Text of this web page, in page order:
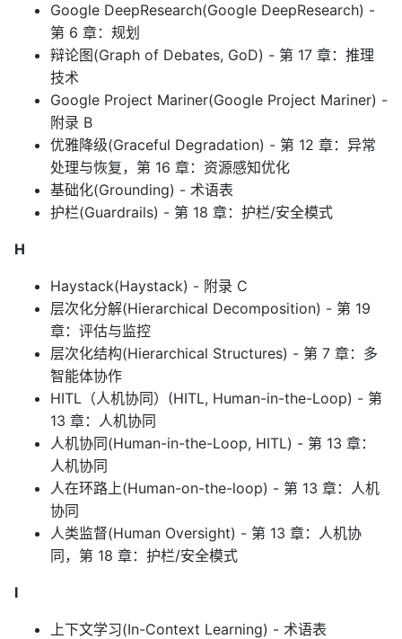
Google DeepResearch(Google DeepResearch) -
第 6 章：规划
辩论图(Graph of Debates, GoD) - 第 17 章：推理
技术
Google Project Mariner(Google Project Mariner) -
附录 B
优雅降级(Graceful Degradation) - 第 12 章：异常
处理与恢复，第 16 章：资源感知优化
基础化(Grounding) - 术语表
护栏(Guardrails) - 第 18 章：护栏/安全模式
H
Haystack(Haystack) - 附录 C
层次化分解(Hierarchical Decomposition) - 第 19
章：评估与监控
层次化结构(Hierarchical Structures) - 第 7 章：多
智能体协作
HITL（人机协同）(HITL, Human-in-the-Loop) - 第
13 章：人机协同
人机协同(Human-in-the-Loop, HITL) - 第 13 章：
人机协同
人在环路上(Human-on-the-loop) - 第 13 章：人机
协同
人类监督(Human Oversight) - 第 13 章：人机协
同，第 18 章：护栏/安全模式
I
上下文学习(In-Context Learning) - 术语表